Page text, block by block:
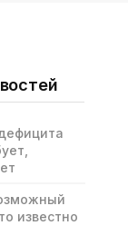
известно